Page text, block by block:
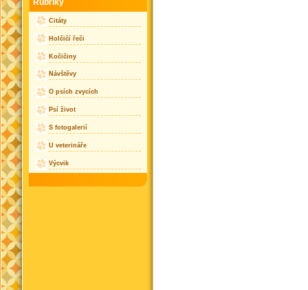
Rubriky
Citáty
Holčičí řeči
Kočičiny
Návštěvy
O psích zvycích
Psí život
S fotogalerií
U veterináře
Výcvik